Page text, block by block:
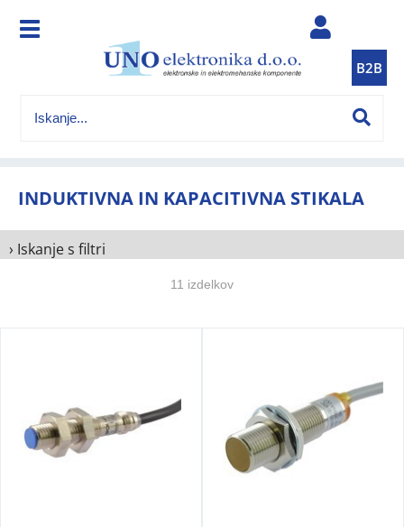
B2B
INDUKTIVNA IN KAPACITIVNA STIKALA
› Iskanje s filtri
11 izdelkov